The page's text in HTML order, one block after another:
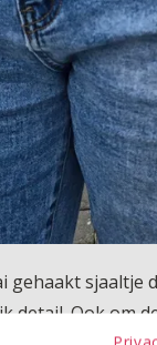
gehaakt
detail. Ook om